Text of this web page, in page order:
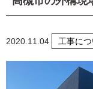
2020.11.04 工事に